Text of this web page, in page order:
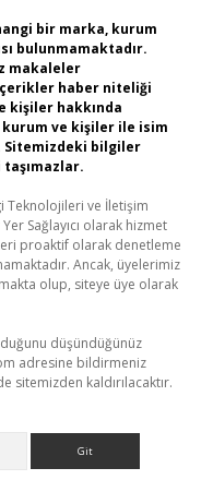
bir marka, kurum
bulunmamaktadır.
makaleler
haber niteliği
kişiler hakkında
kurum ve kişiler ile isim
bilgiler
Teknolojileri ve İletişim
Sağlayıcı olarak hizmet
proaktif olarak denetleme
Ancak, üyelerimiz
olup, siteye üye olarak
düşündüğünüz
adresine bildirmeniz
sitemizden kaldırılacaktır.